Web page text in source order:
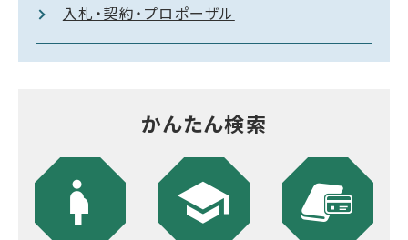
入札・契約・プロポーザル
かんたん検索